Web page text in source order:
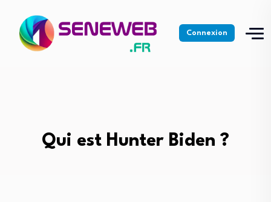
Connexion
Qui est Hunter Biden ?